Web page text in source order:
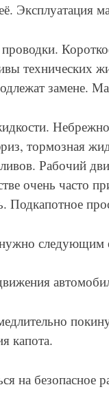
Короткое
технических
замене.
Небрежное
тормозная
Рабочий
очень часто
Подкапотное
следующим
капота.
безопасное